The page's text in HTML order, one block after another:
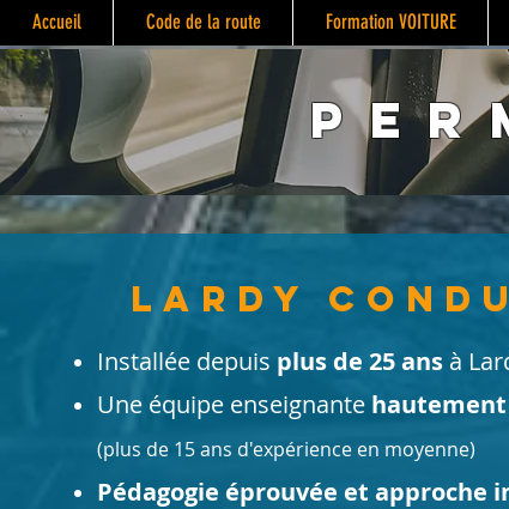
Accueil Code de la route Formation VOITURE
Lardy
Installée depuis plus de 25 ans à
Une équipe enseignante
(plus de 15 ans d'expérience en moyenne)
Pédagogie éprouvée et approche